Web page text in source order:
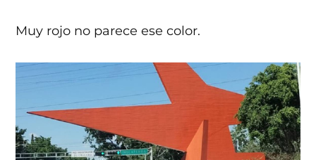
Muy rojo no parece ese color.